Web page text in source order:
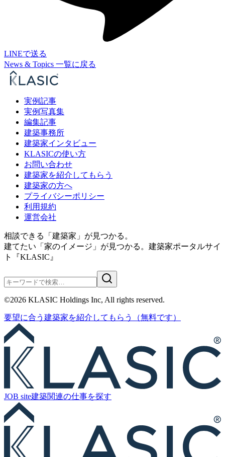
LINEで送る
News & Topics 一覧に戻る
実例記事
実例写真集
編集記事
建築事務所
建築家インタビュー
KLASICの使い方
お問い合わせ
建築家を紹介してもらう
建築家の方へ
プライバシーポリシー
利用規約
運営会社
相談できる「建築家」が見つかる。
建てたい「家のイメージ」が見つかる。 建築家ポータルサイ
ト『KLASIC』
©2026 KLASIC Holdings Inc, All rights reserved.
要望に合う 建築家を紹介 してもらう （無料です）
JOB site建築関連の仕事を探す